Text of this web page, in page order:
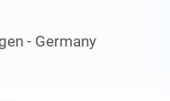
- Germany